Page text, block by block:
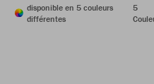
disponible en 5 couleurs
différentes
5